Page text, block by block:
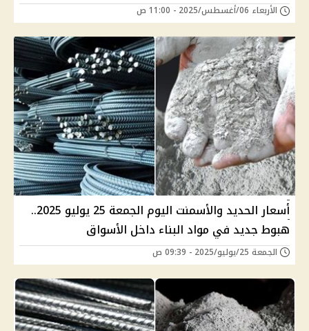
الأربعاء 06/أغسطس/2025 - 11:00 ص
أسعار الحديد والأسمنت اليوم الجمعة 25 يوليو 2025..
هبوط جديد في مواد البناء داخل الأسواق
الجمعة 25/يوليو/2025 - 09:39 ص